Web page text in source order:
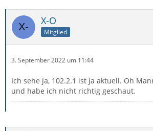
X-O
Mitglied
3. September 2022 um 11:44
Ich sehe ja, 102.2.1 ist ja aktuell. Oh
und habe ich nicht richtig geschaut.